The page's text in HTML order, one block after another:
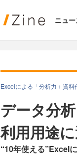
ニュー
Excelによる「分析力＋資料
データ分
利用用途
“10年使える”Excel